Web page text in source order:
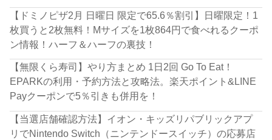
【ドミノピザ2月 日曜日 限定で65.6％割引】日曜限定！1
枚買うと2枚無料！Mサイズを1枚864円で食べれるクーポ
ン情報！ハーフ＆ハーフの裏技！
【無限くら寿司】やり方まとめ 1日2回 Go To Eat！
EPARKの利用・予約方法と攻略法。楽天ポイント&LINE
Payクーポンで5％引きも併用を！
【当選店舗確認方法】イオン・キッズリパブリックアプ
リでNintendo Switch（ニンテンドースイッチ）の応募店